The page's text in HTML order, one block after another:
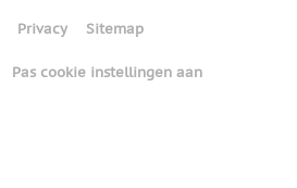
Privacy Sitemap
Pas cookie instellingen aan